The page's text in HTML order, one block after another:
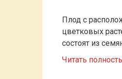
Плод с
цветковых
состоят из
Читать